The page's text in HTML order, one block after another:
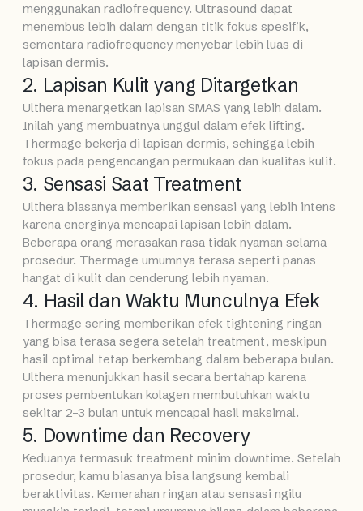
menggunakan radiofrequency. Ultrasound dapat
menembus lebih dalam dengan titik fokus spesifik,
sementara radiofrequency menyebar lebih luas di
lapisan dermis.
2. Lapisan Kulit yang Ditargetkan
Ulthera menargetkan lapisan SMAS yang lebih dalam.
Inilah yang membuatnya unggul dalam efek lifting.
Thermage bekerja di lapisan dermis, sehingga lebih
fokus pada pengencangan permukaan dan kualitas kulit.
3. Sensasi Saat Treatment
Ulthera biasanya memberikan sensasi yang lebih intens
karena energinya mencapai lapisan lebih dalam.
Beberapa orang merasakan rasa tidak nyaman selama
prosedur. Thermage umumnya terasa seperti panas
hangat di kulit dan cenderung lebih nyaman.
4. Hasil dan Waktu Munculnya Efek
Thermage sering memberikan efek tightening ringan
yang bisa terasa segera setelah treatment, meskipun
hasil optimal tetap berkembang dalam beberapa bulan.
Ulthera menunjukkan hasil secara bertahap karena
proses pembentukan kolagen membutuhkan waktu
sekitar 2–3 bulan untuk mencapai hasil maksimal.
5. Downtime dan Recovery
Keduanya termasuk treatment minim downtime. Setelah
prosedur, kamu biasanya bisa langsung kembali
beraktivitas. Kemerahan ringan atau sensasi ngilu